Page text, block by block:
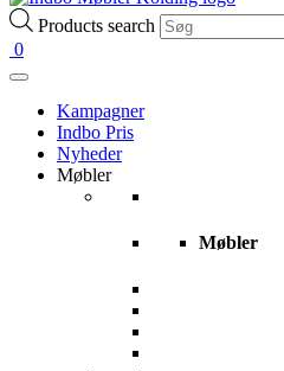
Products search
0
Kampagner
Indbo Pris
Nyheder
Møbler
Møbler